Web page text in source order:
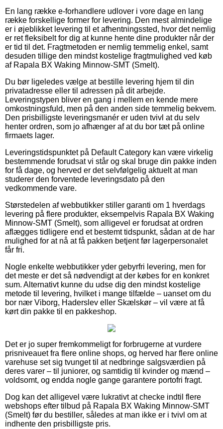
En lang række e-forhandlere udlover i vore dage en lang
række forskellige former for levering. Den mest almindelige
er i øjeblikket levering til et afhentningssted, hvor det nemlig
er ret fleksibelt for dig at kunne hente dine produkter når der
er tid til det. Fragtmetoden er nemlig temmelig enkel, samt
desuden tillige den mindst kostelige fragtmulighed ved køb
af Rapala BX Waking Minnow-SMT (Smelt).
Du bør ligeledes vælge at bestille levering hjem til din
privatadresse eller til adressen på dit arbejde.
Leveringstypen bliver en gang i mellem en kende mere
omkostningsfuld, men på den anden side temmelig bekvem.
Den prisbilligste leveringsmanér er uden tvivl at du selv
henter ordren, som jo afhænger af at du bor tæt på online
firmaets lager.
Leveringstidspunktet på Default Category kan være virkelig
bestemmende forudsat vi står og skal bruge din pakke inden
for få dage, og herved er det selvfølgelig aktuelt at man
studerer den forventede leveringsdato på den
vedkommende vare.
Størstedelen af webbutikker stiller garanti om 1 hverdags
levering på flere produkter, eksempelvis Rapala BX Waking
Minnow-SMT (Smelt), som alligevel er forudsat at ordren
aflægges tidligere end et bestemt tidspunkt, sådan at de har
mulighed for at nå at få pakken betjent før lagerpersonalet
får fri.
Nogle enkelte webbutikker yder gebyrfri levering, men for
det meste er det så nødvendigt at der købes for en konkret
sum. Alternativt kunne du udse dig den mindst kostelige
metode til levering, hvilket i mange tilfælde – uanset om du
bor nær Viborg, Haderslev eller Skælskør – vil være at få
kørt din pakke til en pakkeshop.
Det er jo super fremkommeligt for forbrugerne at vurdere
prisniveauet fra flere online shops, og herved har flere online
varehuse set sig tvunget til at nedbringe salgsværdien på
deres varer – til juniorer, og samtidig til kvinder og mænd –
voldsomt, og endda nogle gange garantere portofri fragt.
Dog kan det alligevel være lukrativt at checke indtil flere
webshops efter tilbud på Rapala BX Waking Minnow-SMT
(Smelt) før du bestiller, således at man ikke er i tvivl om at
indhente den prisbilligste pris.